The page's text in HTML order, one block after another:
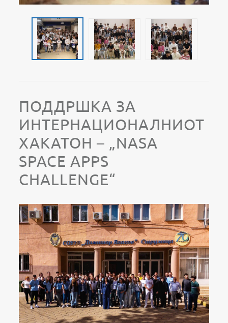
ПОДДРШКА ЗА
ИНТЕРНАЦИОНАЛНИОТ
ХАКАТОН – „NASA
SPACE APPS
CHALLENGE“